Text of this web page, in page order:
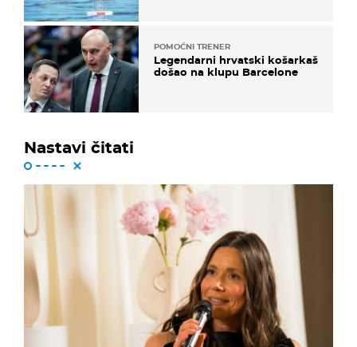
POMOĆNI TRENER
Legendarni hrvatski košarkaš
došao na klupu Barcelone
Nastavi čitati